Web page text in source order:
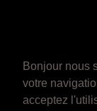
Bonjour nous
votre
acceptez